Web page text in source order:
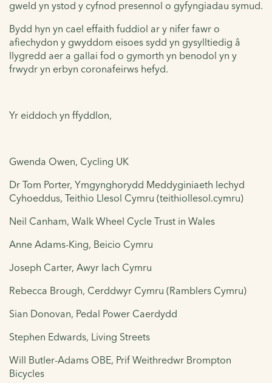
gweld yn ystod y cyfnod presennol o gyfyngiadau symud.
Bydd hyn yn cael effaith fuddiol ar y nifer fawr o
afiechydon y gwyddom eisoes sydd yn gysylltiedig â
llygredd aer a gallai fod o gymorth yn benodol yn y
frwydr yn erbyn coronafeirws hefyd.
Yr eiddoch yn ffyddlon,
Gwenda Owen, Cycling UK
Dr Tom Porter, Ymgynghorydd Meddyginiaeth Iechyd
Cyhoeddus, Teithio Llesol Cymru (teithiollesol.cymru)
Neil Canham, Walk Wheel Cycle Trust in Wales
Anne Adams-King, Beicio Cymru
Joseph Carter, Awyr Iach Cymru
Rebecca Brough, Cerddwyr Cymru (Ramblers Cymru)
Sian Donovan, Pedal Power Caerdydd
Stephen Edwards, Living Streets
Will Butler-Adams OBE, Prif Weithredwr Brompton
Bicycles